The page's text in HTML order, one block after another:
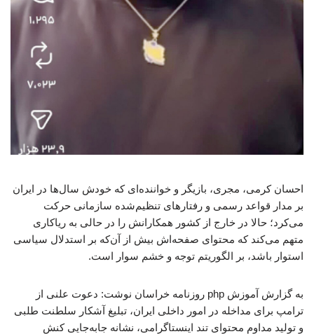
احسان کرمی، مجری، بازیگر و خواننده‌ای که خودش سال‌ها در ایران
بر مدار قواعد رسمی و رفتارهای تنظیم‌شده سازمانی حرکت
می‌کرد؛ حالا در خارج از کشور همکارانش را در حالی به ریاکاری
متهم می‌کند که محتوای صفحه‌اش بیش از آن‌که بر استدلال سیاسی
استوار باشد، بر الگوریتم توجه و خشم سوار است.
به گزارش آموزش php روزنامه خراسان نوشت: دعوت علنی از
ترامپ برای مداخله در امور داخلی ایران، تبلیغ آشکار سلطنت طلبی
و تولید مداوم محتوای تند اینستاگرامی، نشانه جابه‌جایی کنش